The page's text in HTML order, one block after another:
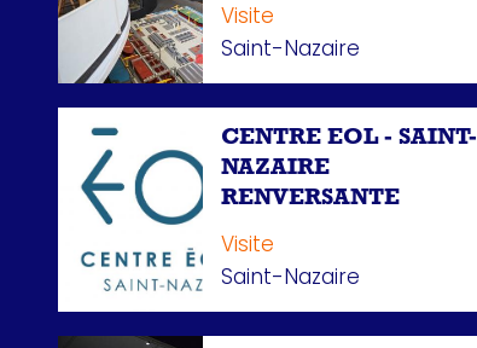
Visite
Saint-Nazaire
CENTRE EOL - SAINT-
NAZAIRE
RENVERSANTE
Visite
Saint-Nazaire